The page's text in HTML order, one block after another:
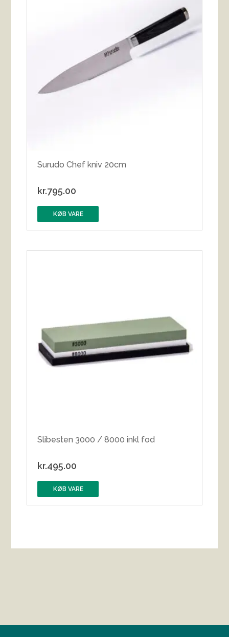
Surudo Chef kniv 20cm
kr.795.00
KØB VARE
Slibesten 3000 / 8000 inkl fod
kr.495.00
KØB VARE